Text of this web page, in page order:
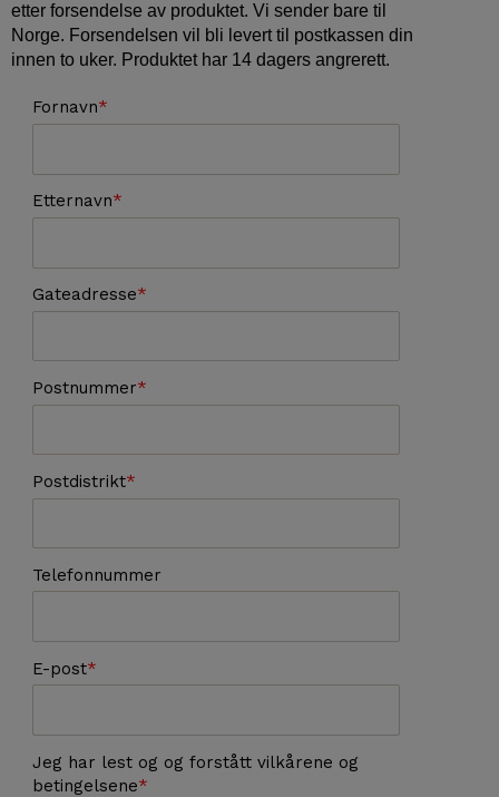
etter forsendelse av produktet. Vi sender bare til
Norge. Forsendelsen vil bli levert til postkassen din
innen to uker. Produktet har 14 dagers angrerett.
Fornavn
Etternavn
Gateadresse
Postnummer
Postdistrikt
Telefonnummer
E-post
Jeg har lest og og forstått vilkårene og
betingelsene